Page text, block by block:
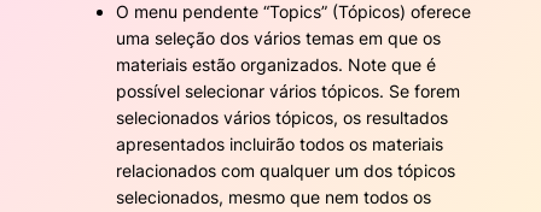
O menu pendente “Topics” (Tópicos) oferece
uma seleção dos vários temas em que os
materiais estão organizados. Note que é
possível selecionar vários tópicos. Se forem
selecionados vários tópicos, os resultados
apresentados incluirão todos os materiais
relacionados com qualquer um dos tópicos
selecionados, mesmo que nem todos os